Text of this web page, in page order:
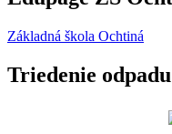
Základná škola Ochtiná
Triedenie odpadu